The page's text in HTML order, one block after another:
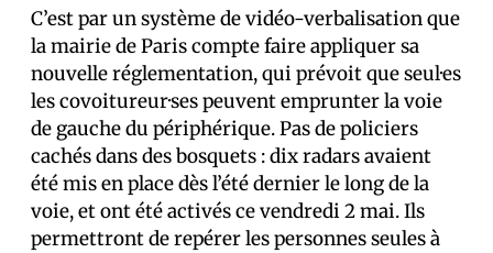
C’est par un système de vidéo-verbalisation que
la mairie de Paris compte faire appliquer sa
nouvelle réglementation, qui prévoit que seul·es
les covoitureur·ses peuvent emprunter la voie
de gauche du périphérique. Pas de policiers
cachés dans des bosquets : dix radars avaient
été mis en place dès l’été dernier le long de la
voie, et ont été activés ce vendredi 2 mai. Ils
permettront de repérer les personnes seules à